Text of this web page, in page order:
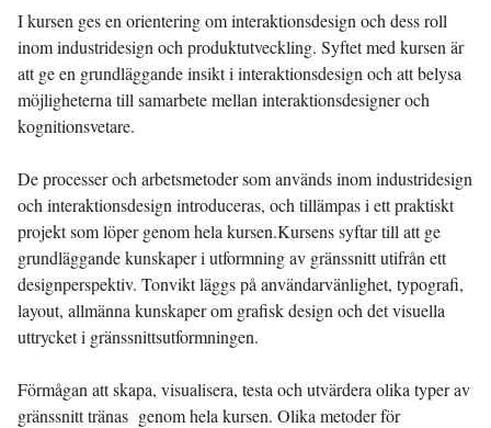
I kursen ges en orientering om interaktionsdesign och dess roll
inom industridesign och produktutveckling. Syftet med kursen är
att ge en grundläggande insikt i interaktionsdesign och att belysa
möjligheterna till samarbete mellan interaktionsdesigner och
kognitionsvetare.
De processer och arbetsmetoder som används inom industridesign
och interaktionsdesign introduceras, och tillämpas i ett praktiskt
projekt som löper genom hela kursen.Kursens syftar till att ge
grundläggande kunskaper i utformning av gränssnitt utifrån ett
designperspektiv. Tonvikt läggs på användarvänlighet, typografi,
layout, allmänna kunskaper om grafisk design och det visuella
uttrycket i gränssnittsutformningen.
Förmågan att skapa, visualisera, testa och utvärdera olika typer av
gränssnitt tränas genom hela kursen. Olika metoder för